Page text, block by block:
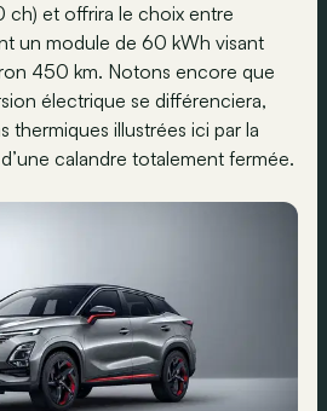
ch) et offrira le choix entre
un module de 60 kWh visant
450 km. Notons encore que
électrique se différenciera,
thermiques illustrées ici par la
calandre totalement fermée.